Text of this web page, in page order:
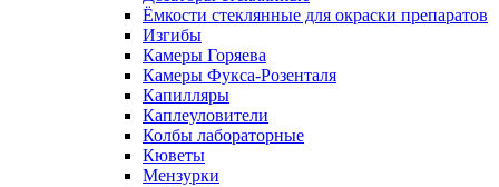
Ёмкости стеклянные для окраски препаратов
Изгибы
Камеры Горяева
Камеры Фукса-Розенталя
Капилляры
Каплеуловители
Колбы лабораторные
Кюветы
Мензурки